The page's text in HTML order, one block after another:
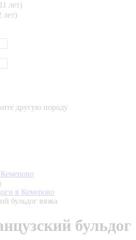
лет)
лет)
другую породу
в Кемерово
бульдог вязка
бульдог